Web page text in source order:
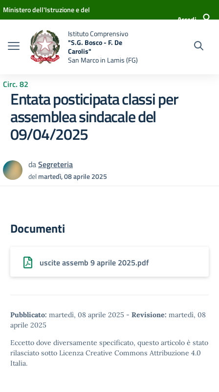
Vai ai contenuti
Vai al menu di navigazione
Vai al footer
Ministero dell'Istruzione e del
Accedi
Istituto Comprensivo
"S.G. Bosco - F. De
Carolis"
San Marco in Lamis (FG)
Circ. 82
Entata posticipata classi per
assemblea sindacale del
09/04/2025
daSegreteria
delmartedì, 08 aprile 2025
Documenti
uscite assemb 9 aprile 2025.pdf
Pubblicato: martedì, 08 aprile 2025 - Revisione: martedì, 08
aprile 2025
Eccetto dove diversamente specificato, questo articolo è stato
rilasciato sotto Licenza Creative Commons Attribuzione 4.0
Italia.